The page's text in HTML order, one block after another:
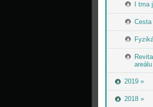
I
Cesta
2019 »
2018 »